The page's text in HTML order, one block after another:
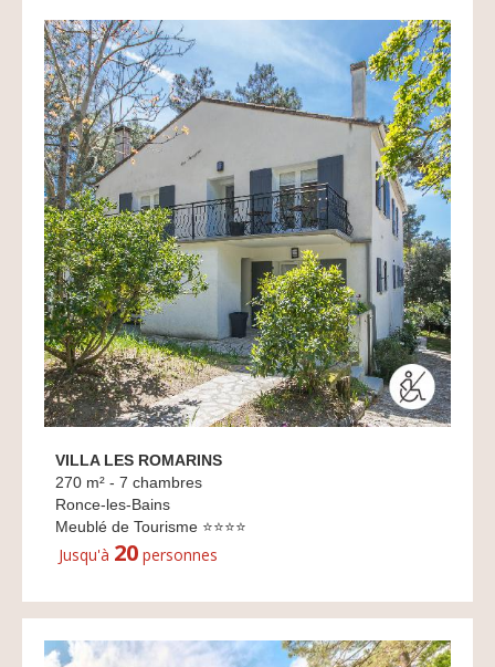
VILLA LES ROMARINS
270 m² - 7 chambres
Ronce-les-Bains
Meublé de Tourisme ⭐⭐⭐⭐
Jusqu'à 20 personnes